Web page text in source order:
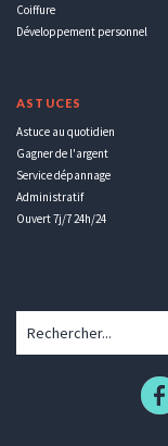
Coiffure
Développement personnel
ASTUCES
Astuce au quotidien
Gagner de l'argent
Service dépannage
Administratif
Ouvert 7j/7 24h/24